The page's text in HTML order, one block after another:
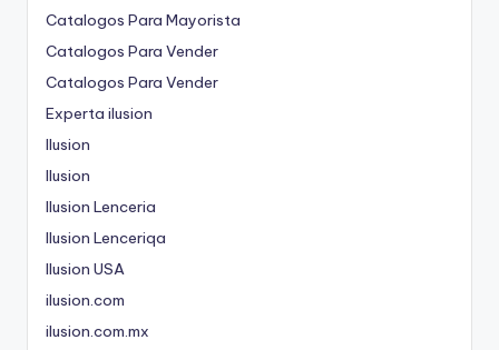
Catalogos Para Mayorista
Catalogos Para Vender
Catalogos Para Vender
Experta ilusion
Ilusion
Ilusion
Ilusion Lenceria
Ilusion Lenceriqa
Ilusion USA
ilusion.com
ilusion.com.mx